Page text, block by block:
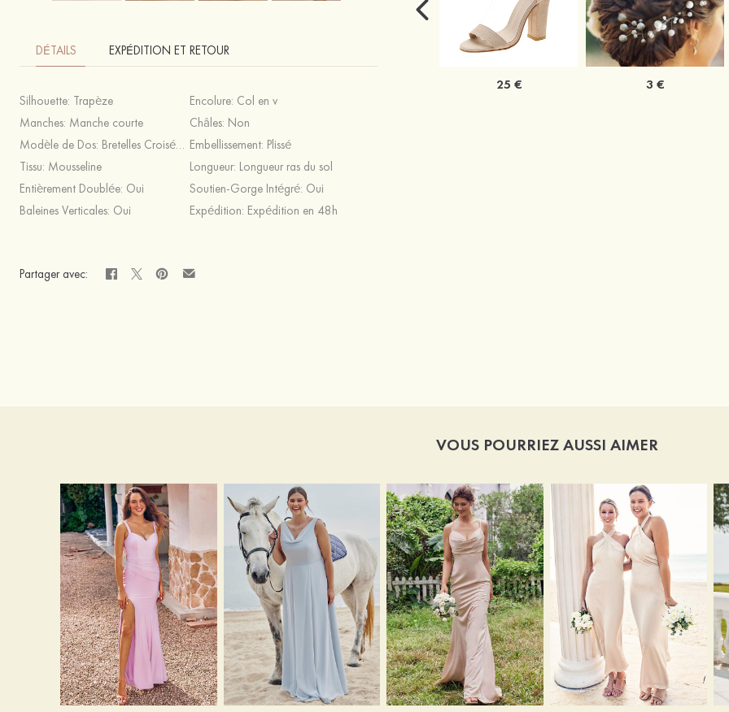
DÉTAILS EXPÉDITION ET RETOUR
Silhouette: Trapèze Encolure: Col en v
Manches: Manche courte Châles: Non
Modèle de Dos: Bretelles Croisées,Fermeture éclair Embellissement: Plissé
Tissu: Mousseline Longueur: Longueur ras du sol
Entièrement Doublée: Oui Soutien-Gorge Intégré: Oui
Baleines Verticales: Oui Expédition: Expédition en 48h
Partager avec:
25 € 3 €
VOUS POURRIEZ AUSSI AIMER